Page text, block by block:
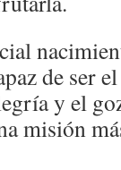
de ser
y el
misión